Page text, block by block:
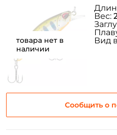
товара нет в
наличии
Сообщить о
Вес:
Вид